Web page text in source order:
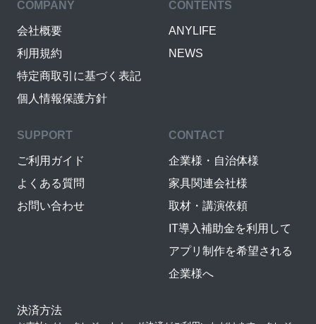
COMPANY
会社概要
利用規約
特定商取引に基づく表記
個人情報保護方針
CONTENTS
ANYLIFE
NEWS
SUPPORT
ご利用ガイド
よくある質問
お問い合わせ
CONTACT
企業様・自治体様
家具関連会社様
取材・講演依頼
IT導入補助金を利用して
アプリ制作を希望される
企業様へ
決済方法